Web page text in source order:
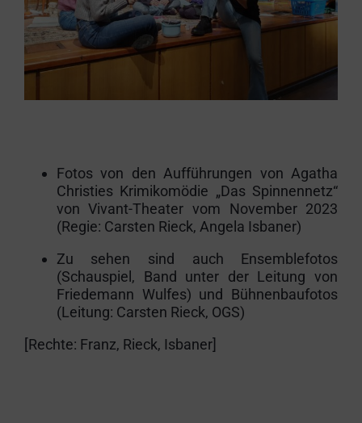
Fotos von den Aufführungen von Agatha
Christies Krimikomödie „Das Spinnennetz“
von Vivant-Theater vom November 2023
(Regie: Carsten Rieck, Angela Isbaner)
Zu sehen sind auch Ensemblefotos
(Schauspiel, Band unter der Leitung von
Friedemann Wulfes) und Bühnenbaufotos
(Leitung: Carsten Rieck, OGS)
[Rechte: Franz, Rieck, Isbaner]